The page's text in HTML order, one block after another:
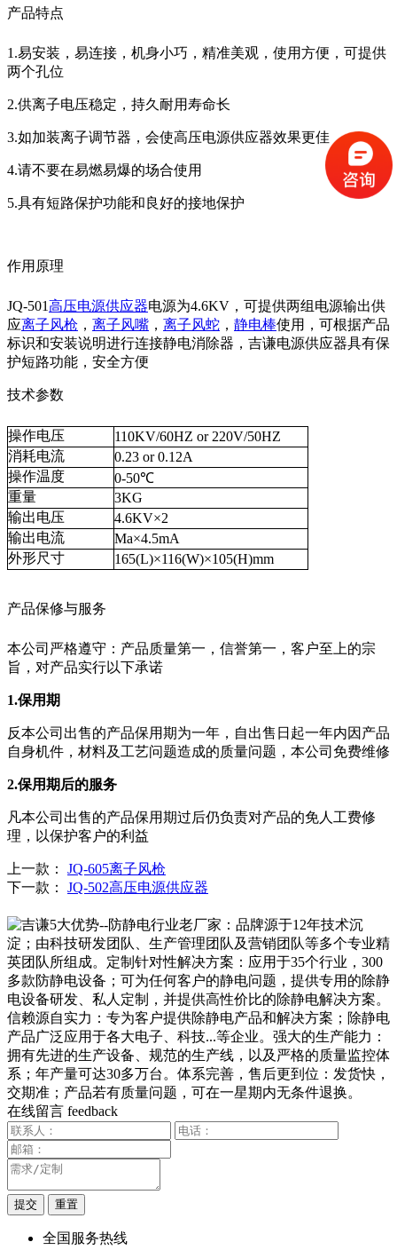
产品特点
1.易安装，易连接，机身小巧，精准美观，使用方便，可提供
两个孔位
2.供离子电压稳定，持久耐用寿命长
3.如加装离子调节器，会使高压电源供应器效果更佳
4.请不要在易燃易爆的场合使用
5.具有短路保护功能和良好的接地保护
作用原理
JQ-501高压电源供应器电源为4.6KV，可提供两组电源输出供
应离子风枪 ， 离子风嘴 ， 离子风蛇 ， 静电棒使用，可根据产品
标识和安装说明进行连接静电消除器，吉谦电源供应器具有保
护短路功能，安全方便
技术参数
操作电压
110KV/60HZ or 220V/50HZ
消耗电流
0.23 or 0.12A
操作温度
0-50℃
重量
3KG
输出电压
4.6KV×2
输出电流
Ma×4.5mA
外形尺寸
165(L)×116(W)×105(H)mm
产品保修与服务
本公司严格遵守：产品质量第一，信誉第一，客户至上的宗
旨，对产品实行以下承诺
1.保用期
反本公司出售的产品保用期为一年，自出售日起一年内因产品
自身机件，材料及工艺问题造成的质量问题，本公司免费维修
2.保用期后的服务
凡本公司出售的产品保用期过后仍负责对产品的免人工费修
理，以保护客户的利益
上一款：
JQ-605离子风枪
下一款：
JQ-502高压电源供应器
在线留言 feedback
全国服务热线